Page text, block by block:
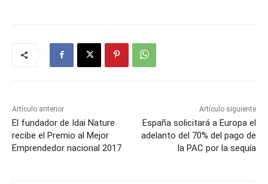
Artículo anterior
El fundador de Idai Nature
recibe el Premio al Mejor
Emprendedor nacional 2017
Artículo siguiente
España solicitará a Europa el
adelanto del 70% del pago de
la PAC por la sequía